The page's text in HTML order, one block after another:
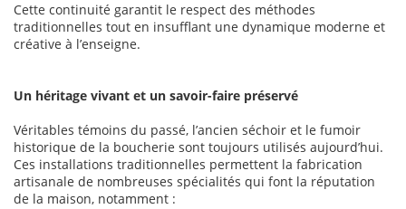
Cette continuité garantit le respect des méthodes
traditionnelles tout en insufflant une dynamique moderne et
créative à l’enseigne.
Un héritage vivant et un savoir-faire préservé
Véritables témoins du passé, l’ancien séchoir et le fumoir
historique de la boucherie sont toujours utilisés aujourd’hui.
Ces installations traditionnelles permettent la fabrication
artisanale de nombreuses spécialités qui font la réputation
de la maison, notamment :